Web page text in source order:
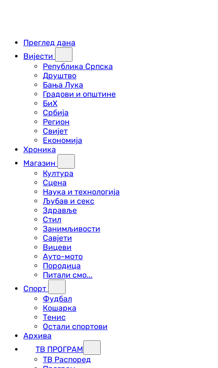
Преглед дана
Вијести
Република Српска
Друштво
Бања Лука
Градови и општине
БиХ
Србија
Регион
Свијет
Економија
Хроника
Магазин
Култура
Сцена
Наука и технологија
Љубав и секс
Здравље
Стил
Занимљивости
Савјети
Вицеви
Ауто-мото
Породица
Питали смо...
Спорт
Фудбал
Кошарка
Тенис
Остали спортови
Архива
ТВ ПРОГРАМ
ТВ Распоред